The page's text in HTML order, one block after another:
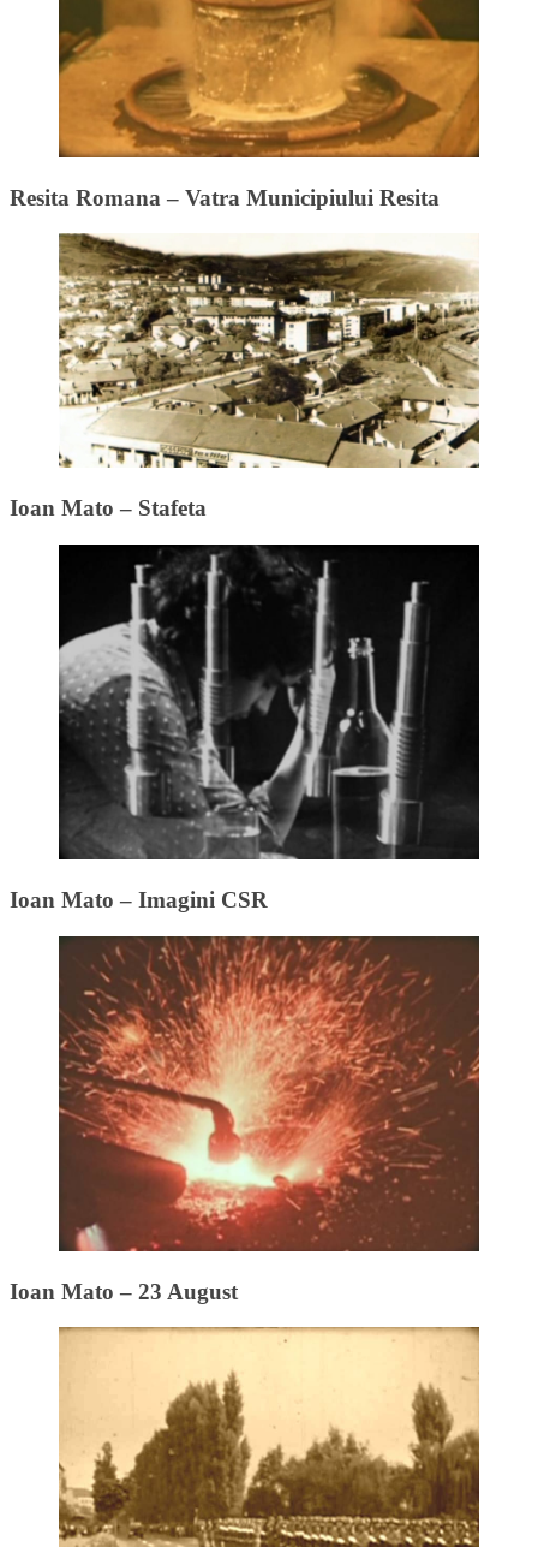
Resita Romana – Vatra Municipiului Resita
Ioan Mato – Stafeta
Ioan Mato – Imagini CSR
Ioan Mato – 23 August